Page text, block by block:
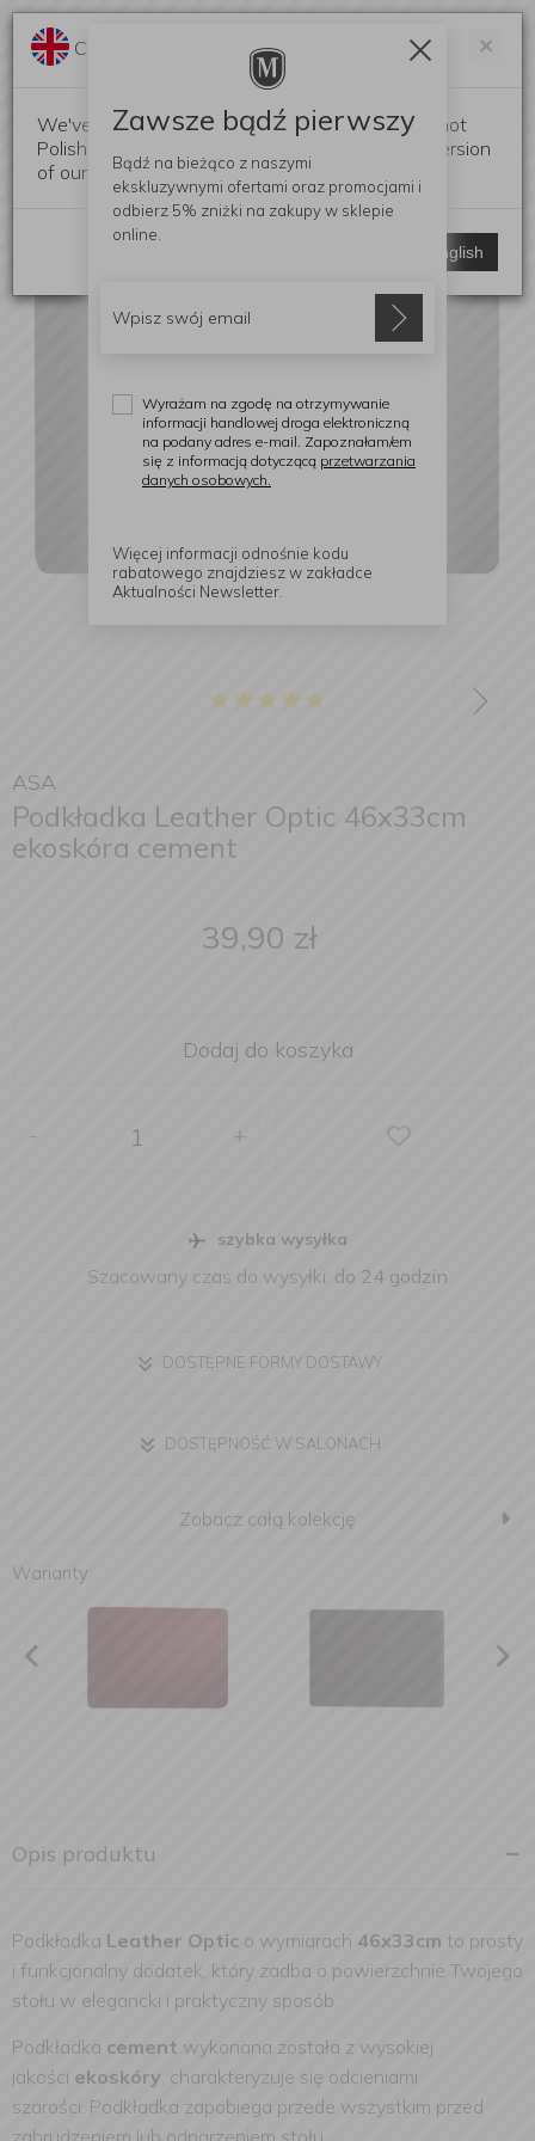
ASA
Podkładka Leather Optic 46x33cm
ekoskóra cement
39,90 zł
Dodaj do koszyka
+
szybka wysyłka
Szacowany czas do wysyłki: do 24 godzin
DOSTĘPNE FORMY DOSTAWY
DOSTĘPNOŚĆ W SALONACH
Zobacz całą kolekcję
Warianty:
Opis produktu
Podkładka Leather Optic o wymiarach 46x33cm to prosty
i funkcjonalny dodatek, który zadba o powierzchnie Twojego
stołu w elegancki i praktyczny sposób.
Podkładka cement wykonana została z wysokiej
jakości ekoskóry, charakteryzuje się odcieniami
szarości. Podkładka zapobiega przede wszystkim przed
zabrudzeniem lub odparzeniem stołu.
×
Change language?
We've detected that your browser language is not
Polish. Would you like to switch to the English version
of our website?
Switch to English
Zawsze bądź pierwszy
Bądź na bieżąco z naszymi
ekskluzywnymi ofertami oraz promocjami i
odbierz 5% zniżki na zakupy w sklepie
online.
Wyrażam na zgodę na otrzymywanie
informacji handlowej droga elektroniczną
na podany adres e-mail. Zapoznałam/em
się z informacją dotyczącą przetwarzania
danych osobowych.
Więcej informacji odnośnie kodu
rabatowego znajdziesz w zakładce
Aktualności Newsletter.